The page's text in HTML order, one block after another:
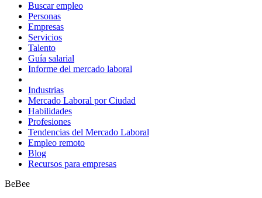
Buscar empleo
Personas
Empresas
Servicios
Talento
Guía salarial
Informe del mercado laboral
Industrias
Mercado Laboral por Ciudad
Habilidades
Profesiones
Tendencias del Mercado Laboral
Empleo remoto
Blog
Recursos para empresas
BeBee